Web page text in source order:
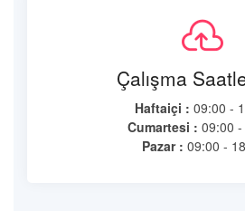
Çalışma
Haftaiçi : 09:00 -
Cumartesi : 09:00
Pazar : 09:00 -